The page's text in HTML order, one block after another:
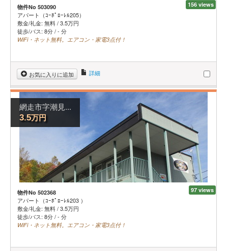
156 views
物件No 503090
アパート（ｺｰﾎﾟﾛｰﾚﾙ205）
敷金/礼金: 無料/3.5万円
徒歩/バス: 8分 / - 分
WiFi・ネット無料。エアコン・家電3点付！
お気に入りに追加 詳細
網走市字潮見...
3.5万円
97 views
物件No 502368
アパート（ｺｰﾎﾟﾛｰﾚﾙ203 ）
敷金/礼金: 無料/3.5万円
徒歩/バス: 8分 / - 分
WiFi・ネット無料。エアコン・家電3点付！